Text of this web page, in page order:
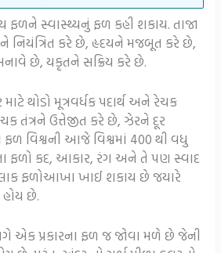
ફળને સ્વાસ્થ્યનું ફળ કહી શકાય. તાજા
નિયંત્રિત કરે છે, હૃદયને મજબૂત કરે છે,
છે, યકૃતને સક્રિય કરે છે.
થોડો મૂત્રવર્ધક પદાર્થ અને રેચક
તંત્રને ઉત્તેજીત કરે છે, ઝેરને દૂર
વિશ્વની આજે વિશ્વમાં 400 થી વધુ
ફળો કદ, આકાર, રંગ અને તે પણ સ્વાદ
ફળોઆખા ખાઈ શકાય છે જયારે
છે.
એક પ્રકારના ફળ જ જોવા મળે છે જેની